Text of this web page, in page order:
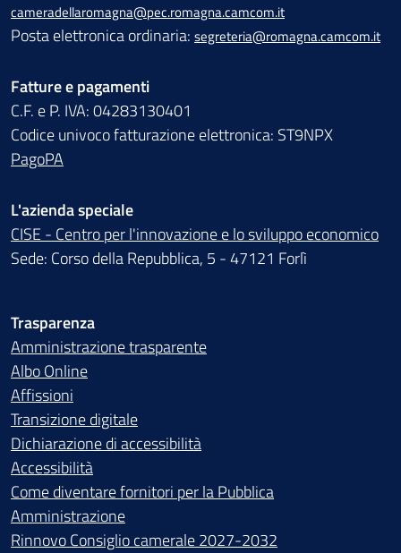
cameradellaromagna@pec.romagna.camcom.it
Posta elettronica ordinaria: segreteria@romagna.camcom.it
Fatture e pagamenti
C.F. e P. IVA: 04283130401
Codice univoco fatturazione elettronica: ST9NPX
PagoPA
L'azienda speciale
CISE - Centro per l'innovazione e lo sviluppo economico
Sede: Corso della Repubblica, 5 - 47121 Forlì
Trasparenza
Amministrazione trasparente
Albo Online
Affissioni
Transizione digitale
Dichiarazione di accessibilità
Accessibilità
Come diventare fornitori per la Pubblica
Amministrazione
Rinnovo Consiglio camerale 2027-2032